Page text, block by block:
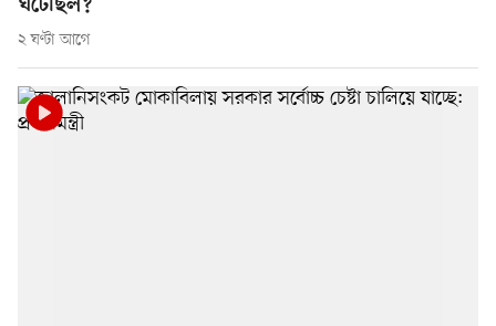
ঘটেছিল?
২ ঘণ্টা আগে